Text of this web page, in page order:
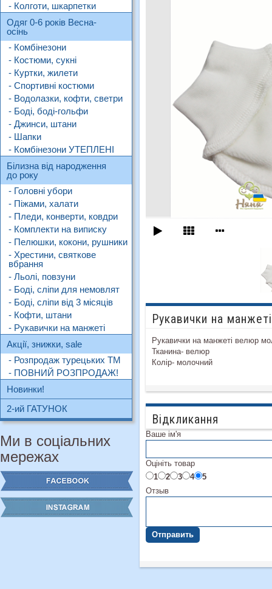
- Колготи, шкарпетки
Одяг 0-6 років Весна-
осінь
- Комбінезони
- Костюми, сукні
- Куртки, жилети
- Спортивні костюми
- Водолазки, кофти, светри
- Боді, боді-гольфи
- Джинси, штани
- Шапки
- Комбінезони УТЕПЛЕНІ
Білизна від народження
до року
- Головні убори
- Піжами, халати
- Пледи, конверти, ковдри
- Комплекти на виписку
- Пелюшки, кокони, рушники
- Хрестини, святкове
вбрання
- Льолі, повзуни
- Боді, сліпи для немовлят
- Боді, сліпи від 3 місяців
- Кофти, штани
- Рукавички на манжеті
Акції, знижки, sale
- Розпродаж турецьких ТМ
- ПОВНИЙ РОЗПРОДАЖ!
Новинки!
2-ий ГАТУНОК
Ми в соціальних
мережах
Рукавички на
Рукавички на манжеті велюр
Тканина- велюр
Колір- молочний
Відкликання
Ваше ім'я
Оцініть товар
1
2 3 4
5
Отзыв
Отправить